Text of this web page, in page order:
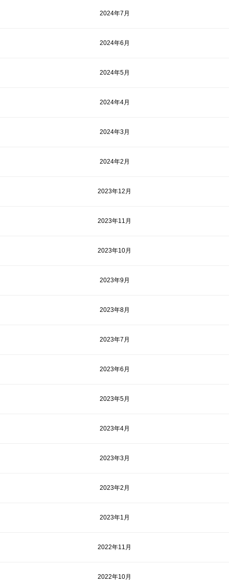
2024年7月
2024年6月
2024年5月
2024年4月
2024年3月
2024年2月
2023年12月
2023年11月
2023年10月
2023年9月
2023年8月
2023年7月
2023年6月
2023年5月
2023年4月
2023年3月
2023年2月
2023年1月
2022年11月
2022年10月